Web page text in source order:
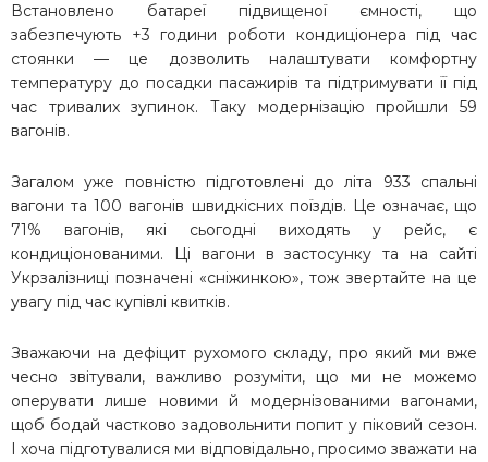
Встановлено батареї підвищеної ємності, що
забезпечують +3 години роботи кондиціонера під час
стоянки — це дозволить налаштувати комфортну
температуру до посадки пасажирів та підтримувати її під
час тривалих зупинок. Таку модернізацію пройшли 59
вагонів.
Загалом уже повністю підготовлені до літа 933 спальні
вагони та 100 вагонів швидкісних поїздів. Це означає, що
71% вагонів, які сьогодні виходять у рейс, є
кондиціонованими. Ці вагони в застосунку та на сайті
Укрзалізниці позначені «сніжинкою», тож звертайте на це
увагу під час купівлі квитків.
Зважаючи на дефіцит рухомого складу, про який ми вже
чесно звітували, важливо розуміти, що ми не можемо
оперувати лише новими й модернізованими вагонами,
щоб бодай частково задовольнити попит у піковий сезон.
І хоча підготувалися ми відповідально, просимо зважати на